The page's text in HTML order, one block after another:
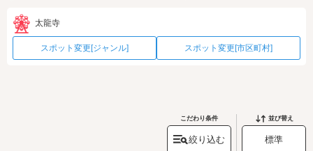
太龍寺
スポット変更[ジャンル] スポット変更[市区町村]
こだわり条件
絞り込む
並び替え
標準